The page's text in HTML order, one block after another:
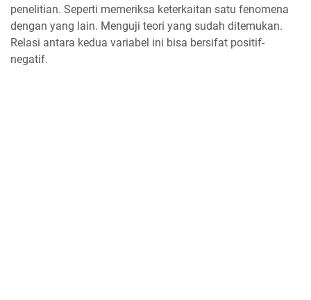
penelitian. Seperti memeriksa keterkaitan satu fenomena
dengan yang lain. Menguji teori yang sudah ditemukan.
Relasi antara kedua variabel ini bisa bersifat positif-
negatif.